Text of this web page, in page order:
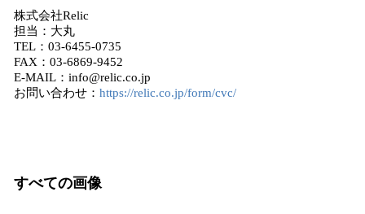
株式会社Relic
担当：大丸
TEL：03-6455-0735
FAX：03-6869-9452
E-MAIL：info@relic.co.jp
お問い合わせ： https://relic.co.jp/form/cvc/
すべての画像